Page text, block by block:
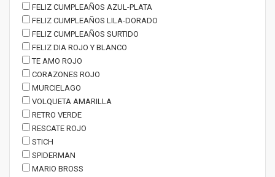
FELIZ CUMPLEAÑOS AZUL-PLATA
FELIZ CUMPLEAÑOS LILA-DORADO
FELIZ CUMPLEAÑOS SURTIDO
FELIZ DIA ROJO Y BLANCO
TE AMO ROJO
CORAZONES ROJO
MURCIELAGO
VOLQUETA AMARILLA
RETRO VERDE
RESCATE ROJO
STICH
SPIDERMAN
MARIO BROSS